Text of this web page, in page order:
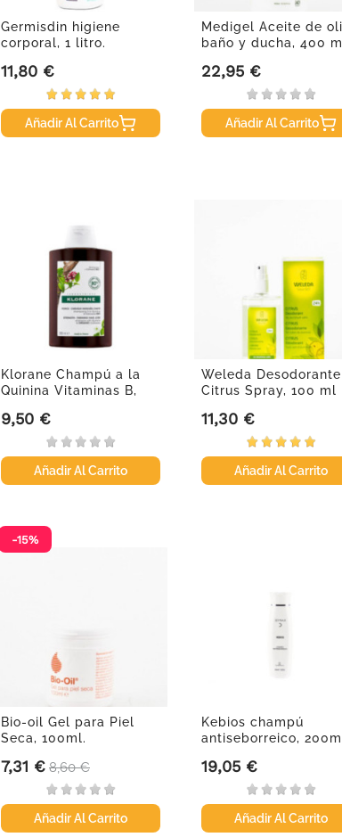
Germisdin higiene
corporal, 1 litro.
Precio
11,80 €
Añadir Al Carrito
Medigel Aceite de
baño y ducha, 400
Precio
22,95 €
Añadir Al Carrito
Klorane Champú a la
Quinina Vitaminas B,
Precio
9,50 €
Añadir Al Carrito
Weleda Desodorante
Citrus Spray, 100 ml
Precio
11,30 €
Añadir Al Carrito
Bio-oil Gel para Piel
Seca, 100ml.
Precio
7,31 € Precio base
8,60 €
Añadir Al Carrito
-15%
Kebios champú
antiseborreico,
Precio
19,05 €
Añadir Al Carrito